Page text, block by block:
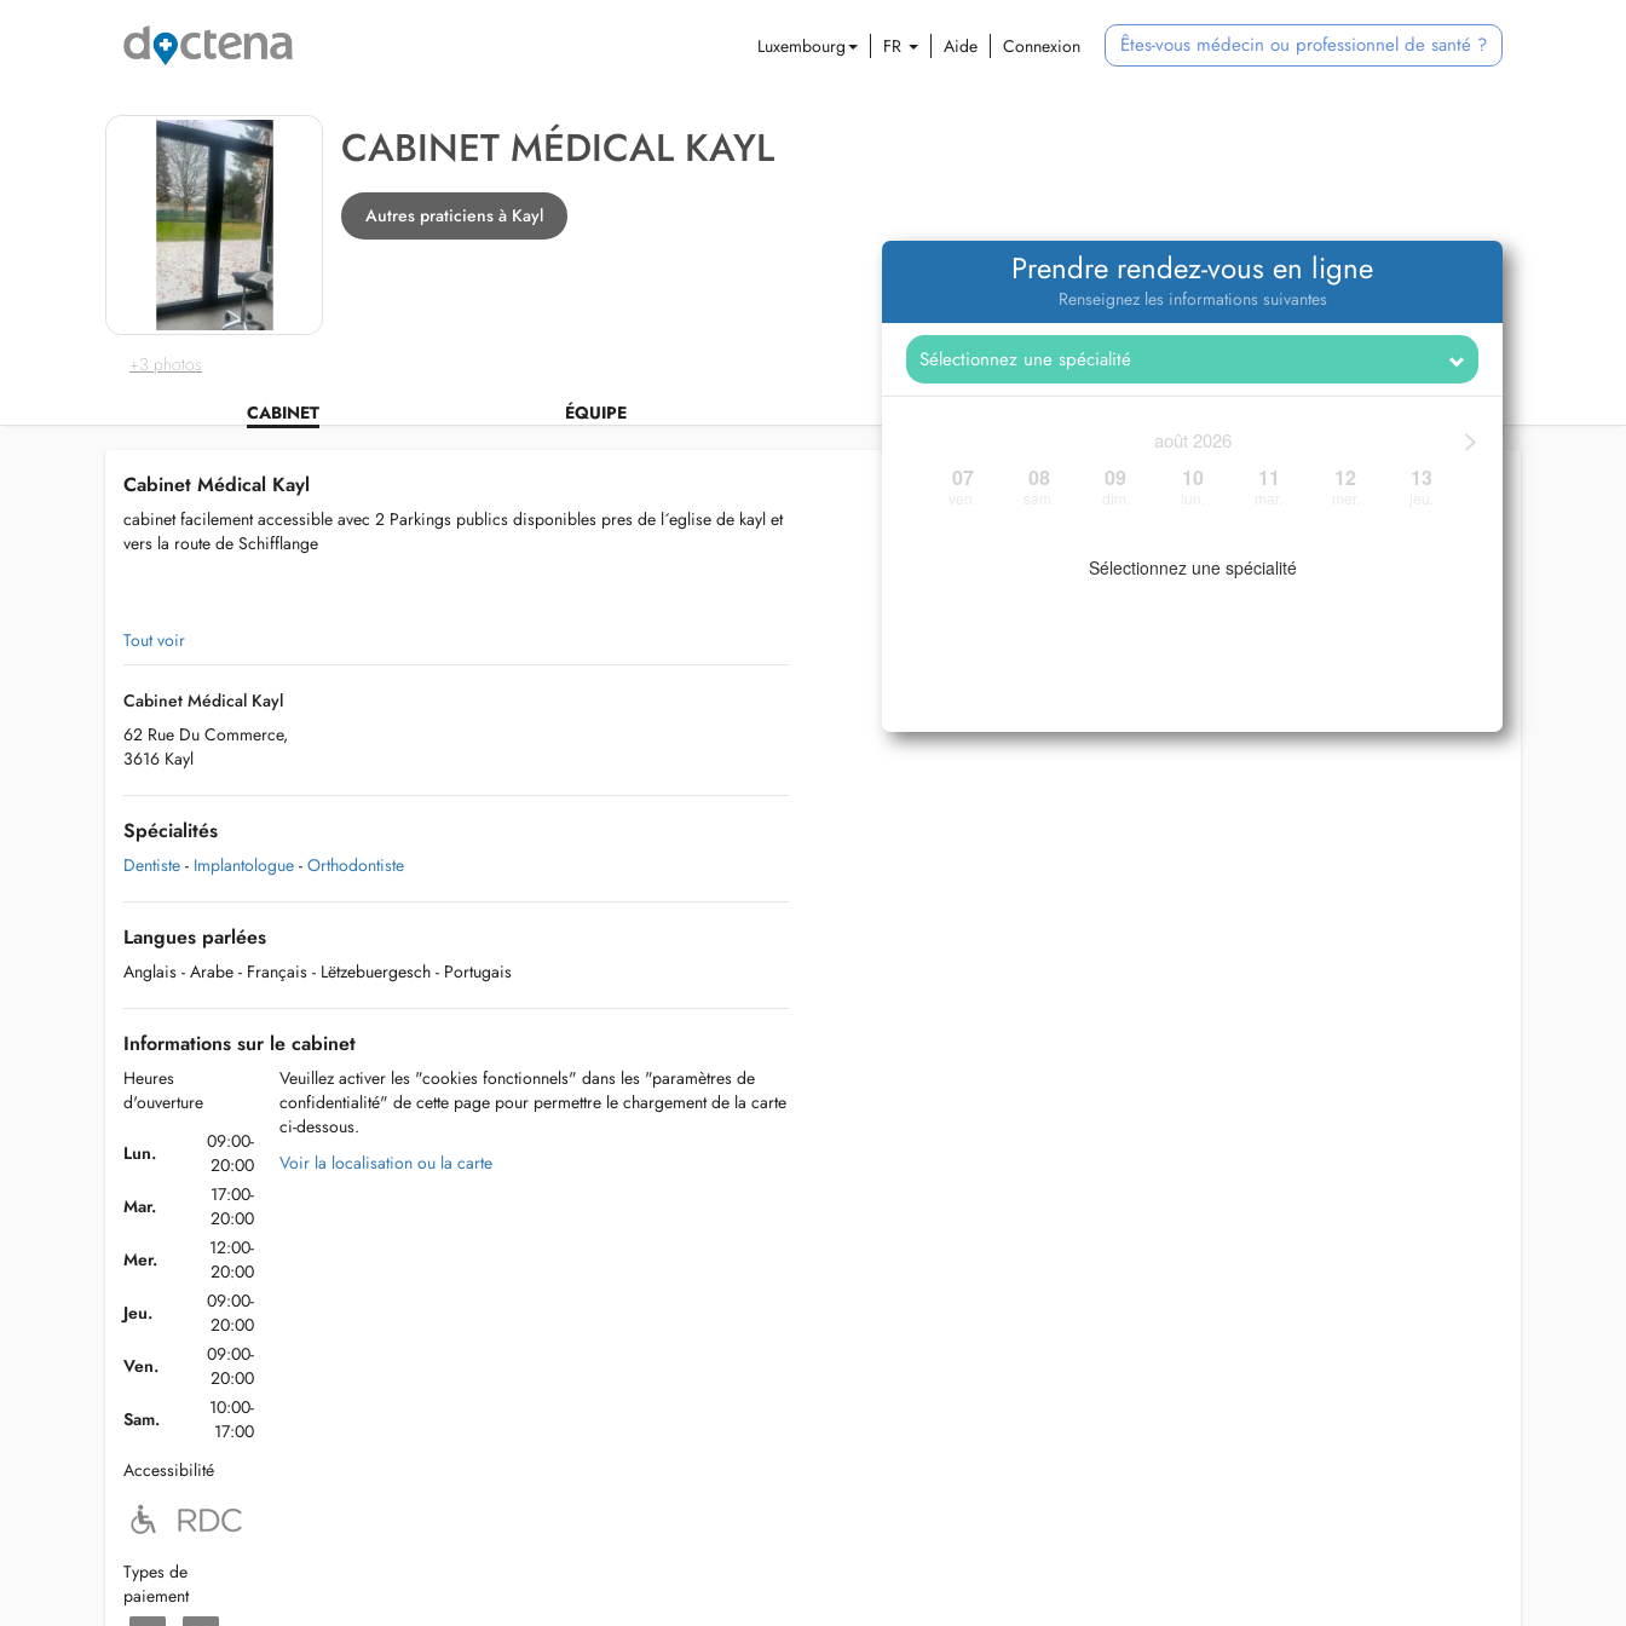
Luxembourg FR Aide Connexion Êtes-vous médecin ou professionnel de santé ?
+3 photos
CABINET MÉDICAL KAYL
Autres praticiens à Kayl
CABINET ÉQUIPE
Prendre rendez-vous en ligne
Renseignez les informations suivantes
>
août 2026
07 08 09 10 11 12 13
Sélectionnez une spécialité
Cabinet Médical Kayl
cabinet facilement accessible avec 2 Parkings publics disponibles pres de l´eglise de kayl et
vers la route de Schifflange
Nous sommes joignables par téléphone : +352 621 462 487
Tout voir
Cabinet Médical Kayl
62 Rue Du Commerce,
3616 Kayl
Spécialités
Dentiste - Implantologue - Orthodontiste
Langues parlées
Anglais - Arabe - Français - Lëtzebuergesch - Portugais
Informations sur le cabinet
Heures
d'ouverture
Lun.
09:00-
20:00
Mar.
17:00-
20:00
Mer.
12:00-
20:00
Jeu.
09:00-
20:00
Ven.
09:00-
20:00
Sam.
10:00-
17:00
Accessibilité
Types de
paiement
Veuillez activer les "cookies fonctionnels" dans les "paramètres de
confidentialité" de cette page pour permettre le chargement de la carte
ci-dessous.
Voir la localisation ou la carte